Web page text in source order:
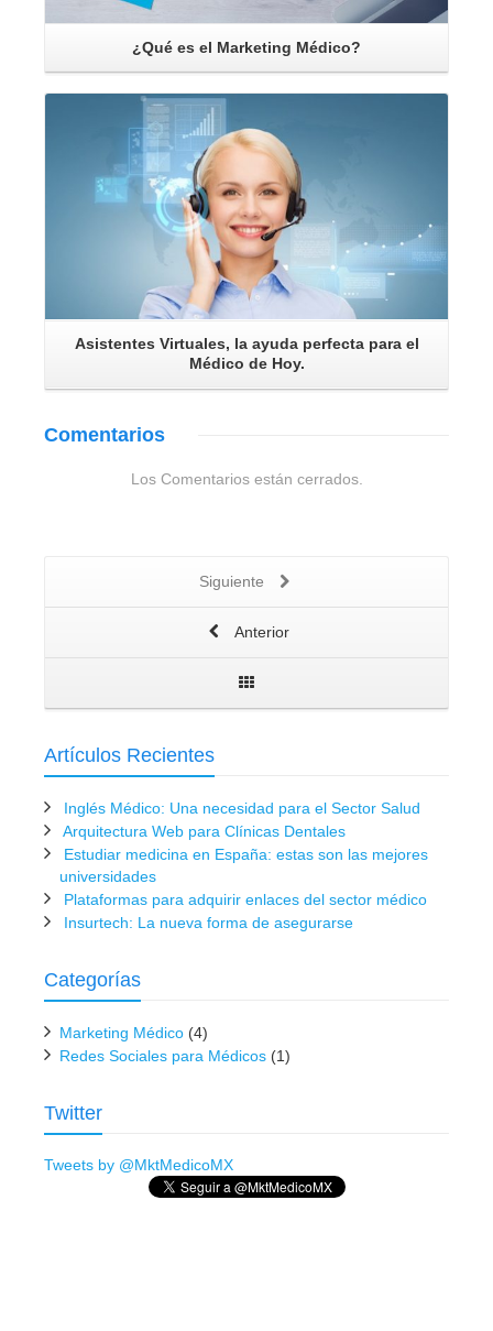
¿Qué es el Marketing Médico?
Asistentes Virtuales, la ayuda perfecta para el
Médico de Hoy.
Comentarios
Los Comentarios están cerrados.
Siguiente
Anterior
Artículos Recientes
Inglés Médico: Una necesidad para el Sector Salud
Arquitectura Web para Clínicas Dentales
Estudiar medicina en España: estas son las mejores
universidades
Plataformas para adquirir enlaces del sector médico
Insurtech: La nueva forma de asegurarse
Categorías
Marketing Médico (4)
Redes Sociales para Médicos (1)
Twitter
Tweets by @MktMedicoMX